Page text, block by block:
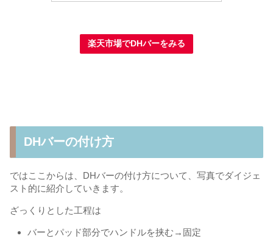
楽天市場でDHバーをみる
DHバーの付け方
ではここからは、DHバーの付け方について、写真でダイジェ
スト的に紹介していきます。
ざっくりとした工程は
バーとパッド部分でハンドルを挟む→固定